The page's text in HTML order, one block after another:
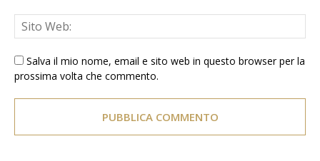
Salva il mio nome, email e sito web in questo browser per la
prossima volta che commento.